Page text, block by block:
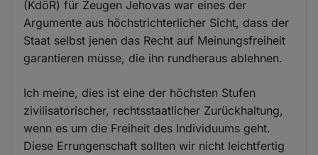
(KdöR) für Zeugen Jehovas war eines der
Argumente aus höchstrichterlicher Sicht, dass der
Staat selbst jenen das Recht auf Meinungsfreiheit
garantieren müsse, die ihn rundheraus ablehnen.
Ich meine, dies ist eine der höchsten Stufen
zivilisatorischer, rechtsstaatlicher Zurückhaltung,
wenn es um die Freiheit des Individuums geht.
Diese Errungenschaft sollten wir nicht leichtfertig